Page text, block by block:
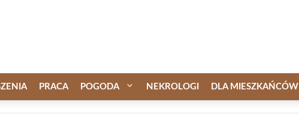
PRACA POGODA NEKROLOGI DLA MIESZKAŃCÓW